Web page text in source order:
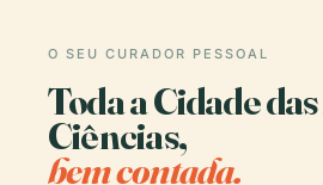
O SEU CURADOR PESSOAL
Toda a Cidade
Ciências,
bem contada.